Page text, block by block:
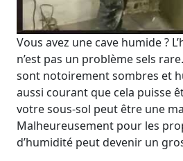
Vous avez une cave humide ?
n’est pas un problème sels
sont notoirement sombres et
aussi courant que cela puisse
votre sous-sol peut être une
Malheureusement pour les
d’humidité peut devenir un